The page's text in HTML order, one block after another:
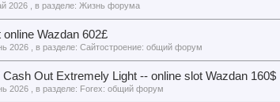
2026 , в разделе:Жизнь форума
online Wazdan 602£
2026 , в разделе:Сайтостроение: общий форум
Cash Out Extremely Light -- online slot Wazdan 160$
2026 , в разделе: Forex: общий форум